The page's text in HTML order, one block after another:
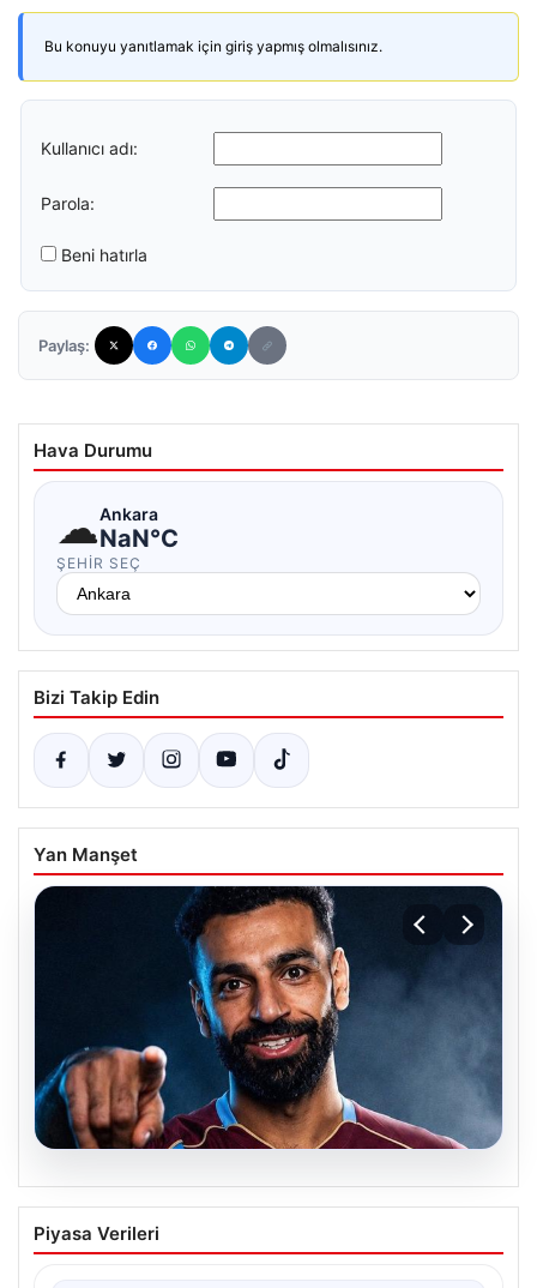
Bu konuyu yanıtlamak için giriş yapmış olmalısınız.
Kullanıcı adı:
Parola:
Beni hatırla
Paylaş:
Hava Durumu
☁Ankara
NaN°C
ŞEHIR SEÇ
Bizi Takip Edin
Yan Manşet
05.08.2026
Mohamed Salah transferinin detayları
açıklandı!
Piyasa Verileri